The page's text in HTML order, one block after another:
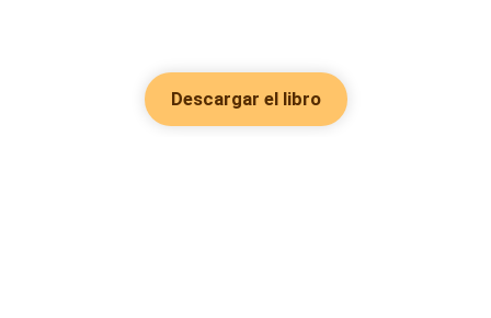
Descargar el libro